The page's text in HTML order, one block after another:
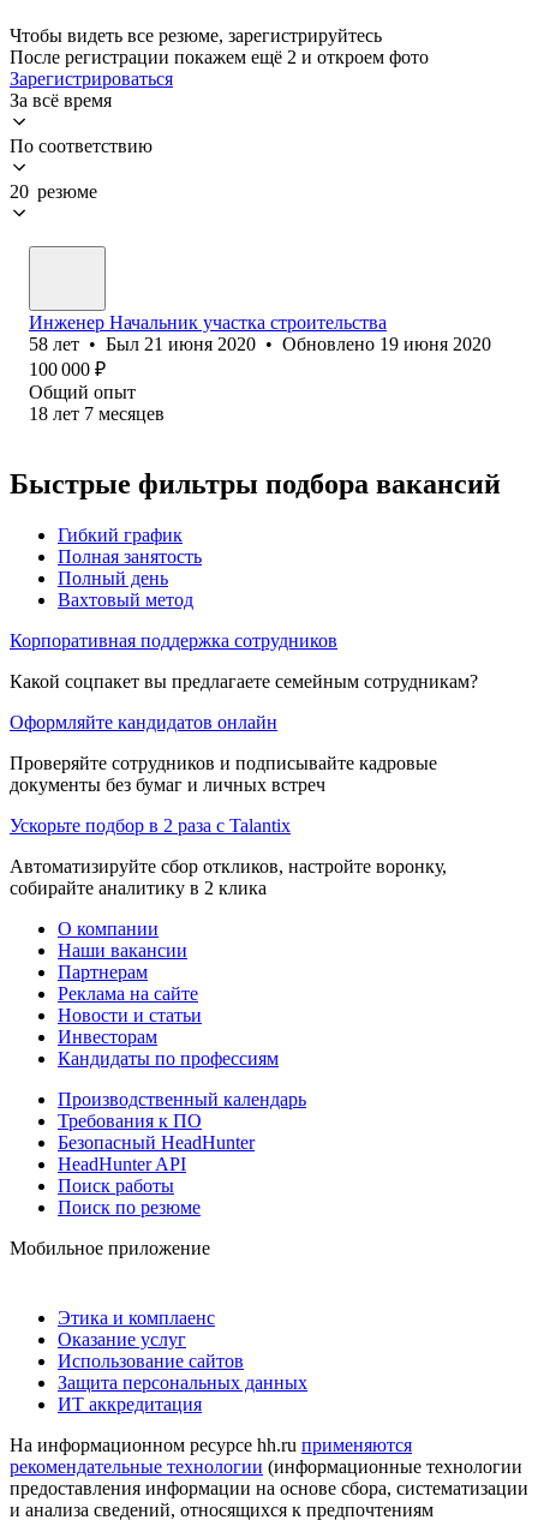
Чтобы видеть все резюме, зарегистрируйтесь
После регистрации покажем ещё 2 и откроем фото
Зарегистрироваться
За всё время
По соответствию
20 резюме
Инженер Начальник участка строительства
58 лет • Был 21 июня 2020 • Обновлено 19 июня 2020
100 000 ₽
Общий опыт
18 лет 7 месяцев
Быстрые фильтры подбора вакансий
Гибкий график
Полная занятость
Полный день
Вахтовый метод
Корпоративная поддержка сотрудников
Какой соцпакет вы предлагаете семейным сотрудникам?
Оформляйте кандидатов онлайн
Проверяйте сотрудников и подписывайте кадровые
документы без бумаг и личных встреч
Ускорьте подбор в 2 раза с Talantix
Автоматизируйте сбор откликов, настройте воронку,
собирайте аналитику в 2 клика
О компании
Наши вакансии
Партнерам
Реклама на сайте
Новости и статьи
Инвесторам
Кандидаты по профессиям
Производственный календарь
Требования к ПО
Безопасный HeadHunter
HeadHunter API
Поиск работы
Поиск по резюме
Мобильное приложение
Этика и комплаенс
Оказание услуг
Использование сайтов
Защита персональных данных
ИТ аккредитация
На информационном ресурсе hh.ru применяются
рекомендательные технологии (информационные технологии
предоставления информации на основе сбора, систематизации
и анализа сведений, относящихся к предпочтениям